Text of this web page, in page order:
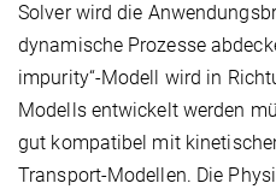
Solver wird die
dynamische Prozesse
impurity“-Modell wird in
Modells entwickelt werden
gut kompatibel mit
Transport-Modellen. Die